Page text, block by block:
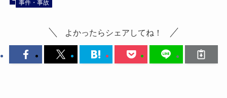
事件・事故
よかったらシェアしてね！